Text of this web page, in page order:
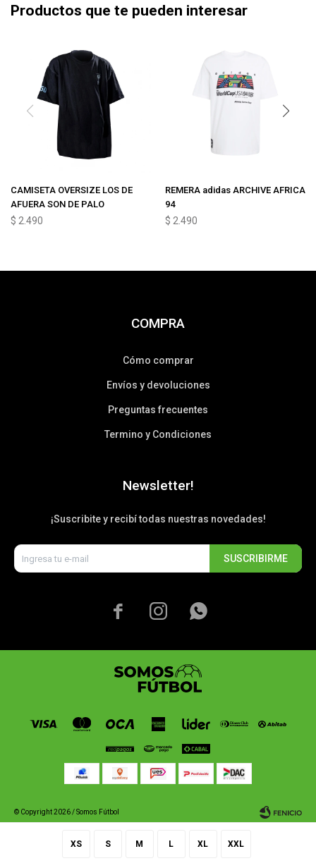
XS S M L XL XXL
Productos que te pueden interesar
CAMISETA OVERSIZE LOS DE
AFUERA SON DE PALO
$ 2.490
REMERA adidas ARCHIVE AFRICA
94
$ 2.490
COMPRA
Cómo comprar
Envíos y devoluciones
Preguntas frecuentes
Termino y Condiciones
Newsletter!
¡Suscribite y recibí todas nuestras novedades!
SUSCRIBIRME
  
© Copyright 2026 / Somos Fútbol